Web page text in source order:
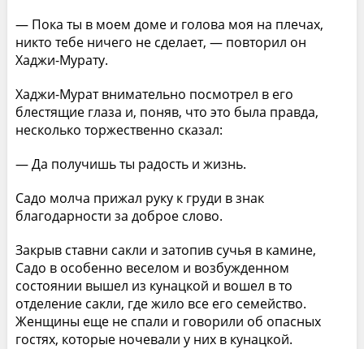
— Пока ты в моем доме и голова моя на плечах,
никто тебе ничего не сделает, — повторил он
Хаджи-Мурату.
Хаджи-Мурат внимательно посмотрел в его
блестящие глаза и, поняв, что это была правда,
несколько торжественно сказал:
— Да получишь ты радость и жизнь.
Садо молча прижал руку к груди в знак
благодарности за доброе слово.
Закрыв ставни сакли и затопив сучья в камине,
Садо в особенно веселом и возбужденном
состоянии вышел из кунацкой и вошел в то
отделение сакли, где жило все его семейство.
Женщины еще не спали и говорили об опасных
гостях, которые ночевали у них в кунацкой.